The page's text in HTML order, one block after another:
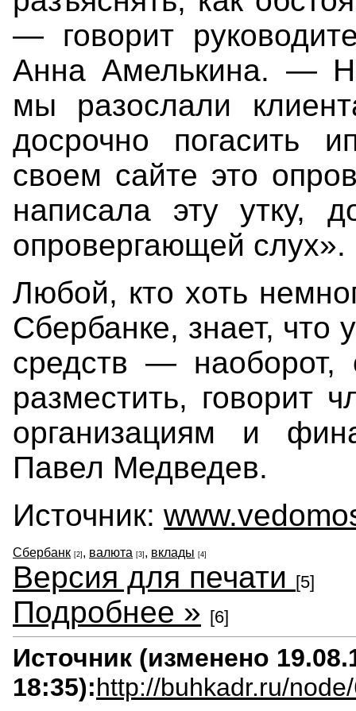
— говорит
Анна Амелькина. —
мы разослали
досрочно погасить
своем сайте это
написала эту утку,
опровергающей слух».
Любой, кто хоть
Сбербанке, знает, что
средств —
разместить, говорит
организациям и
Павел Медведев.
Источник:
Сбербанк [2] , валюта [3] , вклады [4]
Версия для печати [5]
Подробнее » [6]
Источник (изменено
18:35):http://buhkadr.ru/